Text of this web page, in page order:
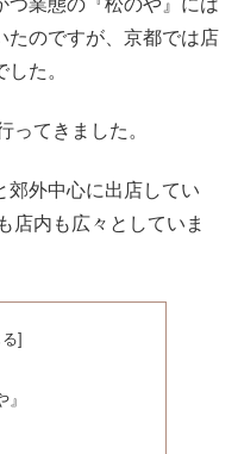
たのですが、京都では店
た。
ってきました。
郊外中心に出店してい
店内も広々としていま